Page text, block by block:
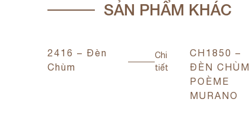
SẢN PHẨM KHÁC
2416 – Đèn
Chùm
Chi
tiết
CH1850 –
ĐÈN CHÙM
POÈME
MURANO